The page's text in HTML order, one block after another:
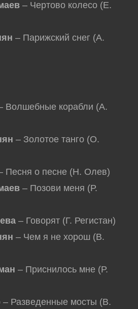
– Чертово колесо (Е.
– Парижский снег (А.
Волшебные корабли (А.
– Золотое танго (О.
Песня о песне (Н. Олев)
– Позови меня (Р.
– Говорят (Г. Регистан)
– Чем я не хорош (В.
– Приснилось мне (Р.
– Разведенные мосты (В.